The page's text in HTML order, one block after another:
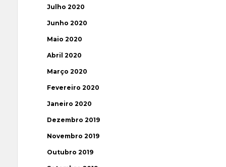
Julho 2020
Junho 2020
Maio 2020
Abril 2020
Março 2020
Fevereiro 2020
Janeiro 2020
Dezembro 2019
Novembro 2019
Outubro 2019